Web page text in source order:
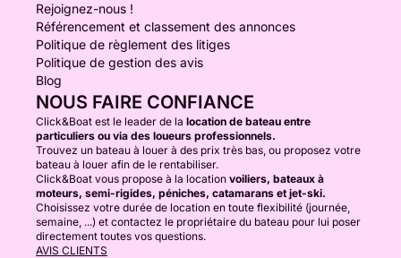
Rejoignez-nous !
Référencement et classement des annonces
Politique de règlement des litiges
Politique de gestion des avis
Blog
NOUS FAIRE CONFIANCE
Click&Boat est le leader de la location de bateau entre
particuliers ou via des loueurs professionnels.
Trouvez un bateau à louer à des prix très bas, ou proposez votre
bateau à louer afin de le rentabiliser.
Click&Boat vous propose à la location voiliers, bateaux à
moteurs, semi-rigides, péniches, catamarans et jet-ski.
Choisissez votre durée de location en toute flexibilité (journée,
semaine, ...) et contactez le propriétaire du bateau pour lui poser
directement toutes vos questions.
AVIS CLIENTS